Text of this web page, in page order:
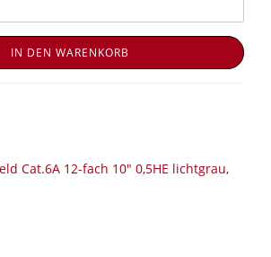
IN DEN WARENKORB